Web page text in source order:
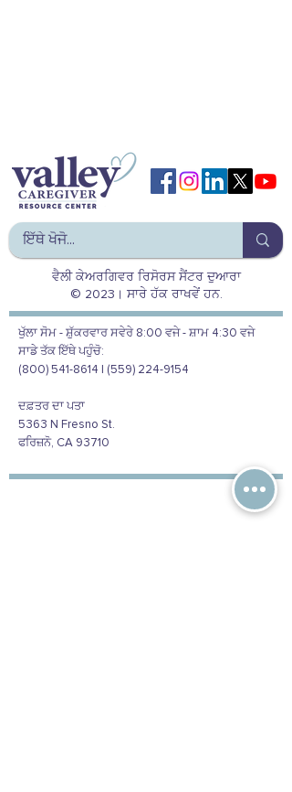
ਵੈਲੀ ਕੇਅਰਗਿਵਰ ਰਿਸੋਰਸ ਸੈਂਟਰ ਦੁਆਰਾ
© 2023। ਸਾਰੇ ਹੱਕ ਰਾਖਵੇਂ ਹਨ.
ਖੁੱਲਾ ਸੋਮ - ਸ਼ੁੱਕਰਵਾਰ ਸਵੇਰੇ 8:00 ਵਜੇ - ਸ਼ਾਮ 4:30 ਵਜੇ
ਸਾਡੇ ਤੱਕ ਇੱਥੇ ਪਹੁੰਚੋ:
(800) 541-8614 | (559) 224-9154
ਦਫ਼ਤਰ ਦਾ ਪਤਾ
5363 N Fresno St.
ਫਰਿਜ਼ਨੋ, CA 93710